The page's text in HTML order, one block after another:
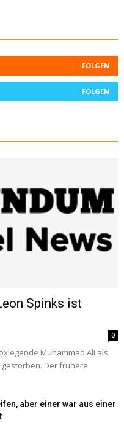
FOLGEN
FOLGEN
Spinks ist
0
Muhammad Ali als
Der frühere
aber einer war aus einer